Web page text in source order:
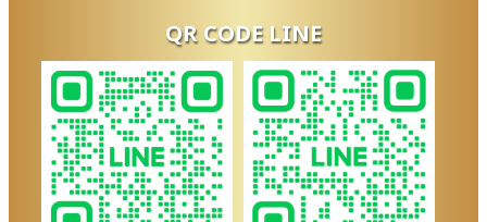
QR CODE LINE